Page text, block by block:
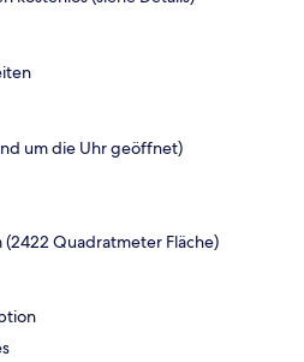
um die Uhr geöffnet)
Quadratmeter Fläche)